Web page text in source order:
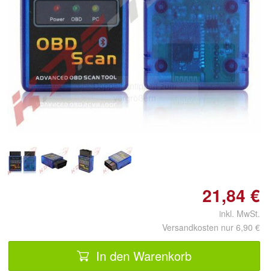
Doppelt antippen zum
vergrößern
21,84 €
inkl. MwSt.
Versandkosten nur 6,90 €
In den Warenkorb